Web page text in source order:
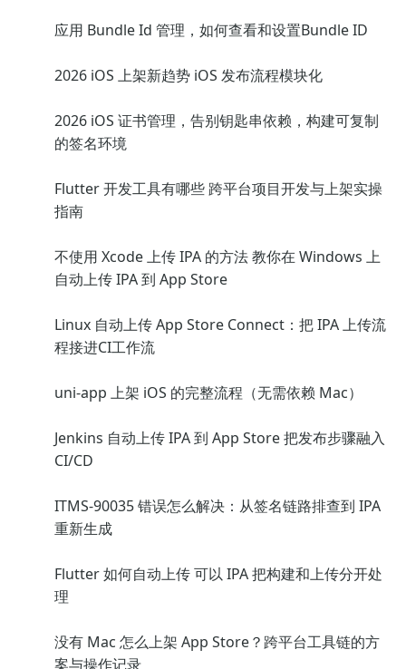
应用 Bundle Id 管理，如何查看和设置Bundle ID
2026 iOS 上架新趋势 iOS 发布流程模块化
2026 iOS 证书管理，告别钥匙串依赖，构建可复制
的签名环境
Flutter 开发工具有哪些 跨平台项目开发与上架实操
指南
不使用 Xcode 上传 IPA 的方法 教你在 Windows 上
自动上传 IPA 到 App Store
Linux 自动上传 App Store Connect：把 IPA 上传流
程接进CI工作流
uni-app 上架 iOS 的完整流程（无需依赖 Mac）
Jenkins 自动上传 IPA 到 App Store 把发布步骤融入
CI/CD
ITMS-90035 错误怎么解决：从签名链路排查到 IPA
重新生成
Flutter 如何自动上传 可以 IPA 把构建和上传分开处
理
没有 Mac 怎么上架 App Store？跨平台工具链的方
案与操作记录